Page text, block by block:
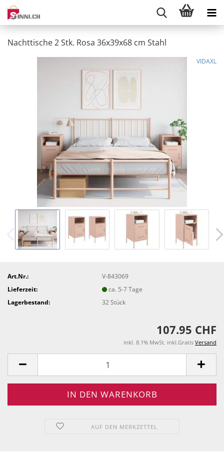
Nachttische 2 Stk. Rosa 36x39x68 cm Stahl
VIDAXL
Art.Nr.:
V-843069
Lieferzeit:
ca. 5-7 Tage
Lagerbestand:
32Stück
107.95 CHF
inkl. 8.1% MwSt. inkl.Gratis Versand
AUF DEN MERKZETTEL